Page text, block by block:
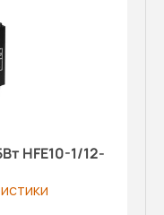
HFE10-1/12-